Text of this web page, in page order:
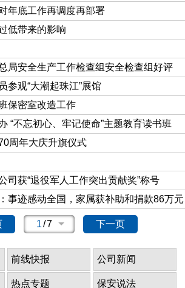
年底工作再调度再部署
低带来的影响
局安全生产工作检查组安全检查组好评
参观“大潮起珠江”展馆
保密室改造工作
“不忘初心、牢记使命”主题教育读书班
周年大庆升旗仪式
司获“退役军人工作突出贡献奖”称号
事迹感动全国，家属获补助和捐款86万元
1/7 下一页
前线快报 公司新闻
热点专题 保安说法